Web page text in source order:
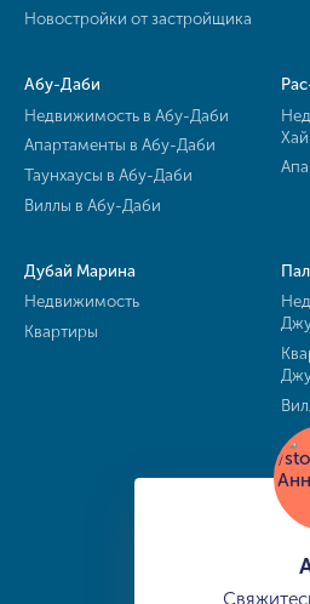
Новостройки от застройщика
Абу-Даби
Недвижимость в Абу-Даби
Апартаменты в Абу-Даби
Таунхаусы в Абу-Даби
Виллы в Абу-Даби
Дубай Марина
Недвижимость
Квартиры